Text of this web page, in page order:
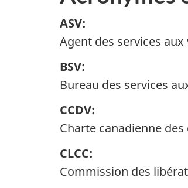
ASV:
Agent des services
BSV:
Bureau des services
CCDV:
Charte canadienne
CLCC:
Commission des